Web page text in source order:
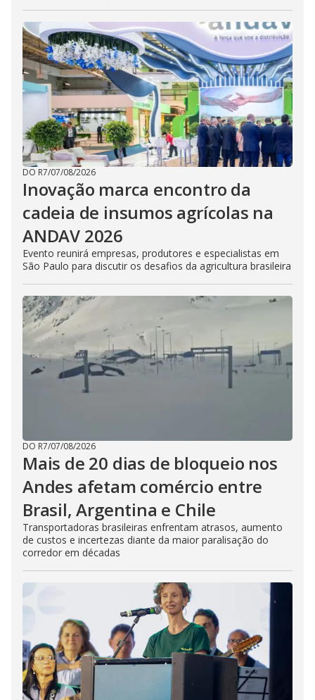
DO R7/07/08/2026
Inovação marca encontro da
cadeia de insumos agrícolas na
ANDAV 2026
Evento reunirá empresas, produtores e especialistas em
São Paulo para discutir os desafios da agricultura brasileira
DO R7/07/08/2026
Mais de 20 dias de bloqueio nos
Andes afetam comércio entre
Brasil, Argentina e Chile
Transportadoras brasileiras enfrentam atrasos, aumento
de custos e incertezas diante da maior paralisação do
corredor em décadas